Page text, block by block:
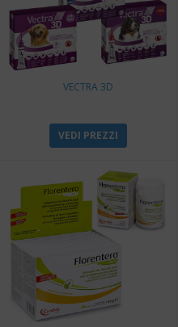
VECTRA 3D
VEDI PREZZI